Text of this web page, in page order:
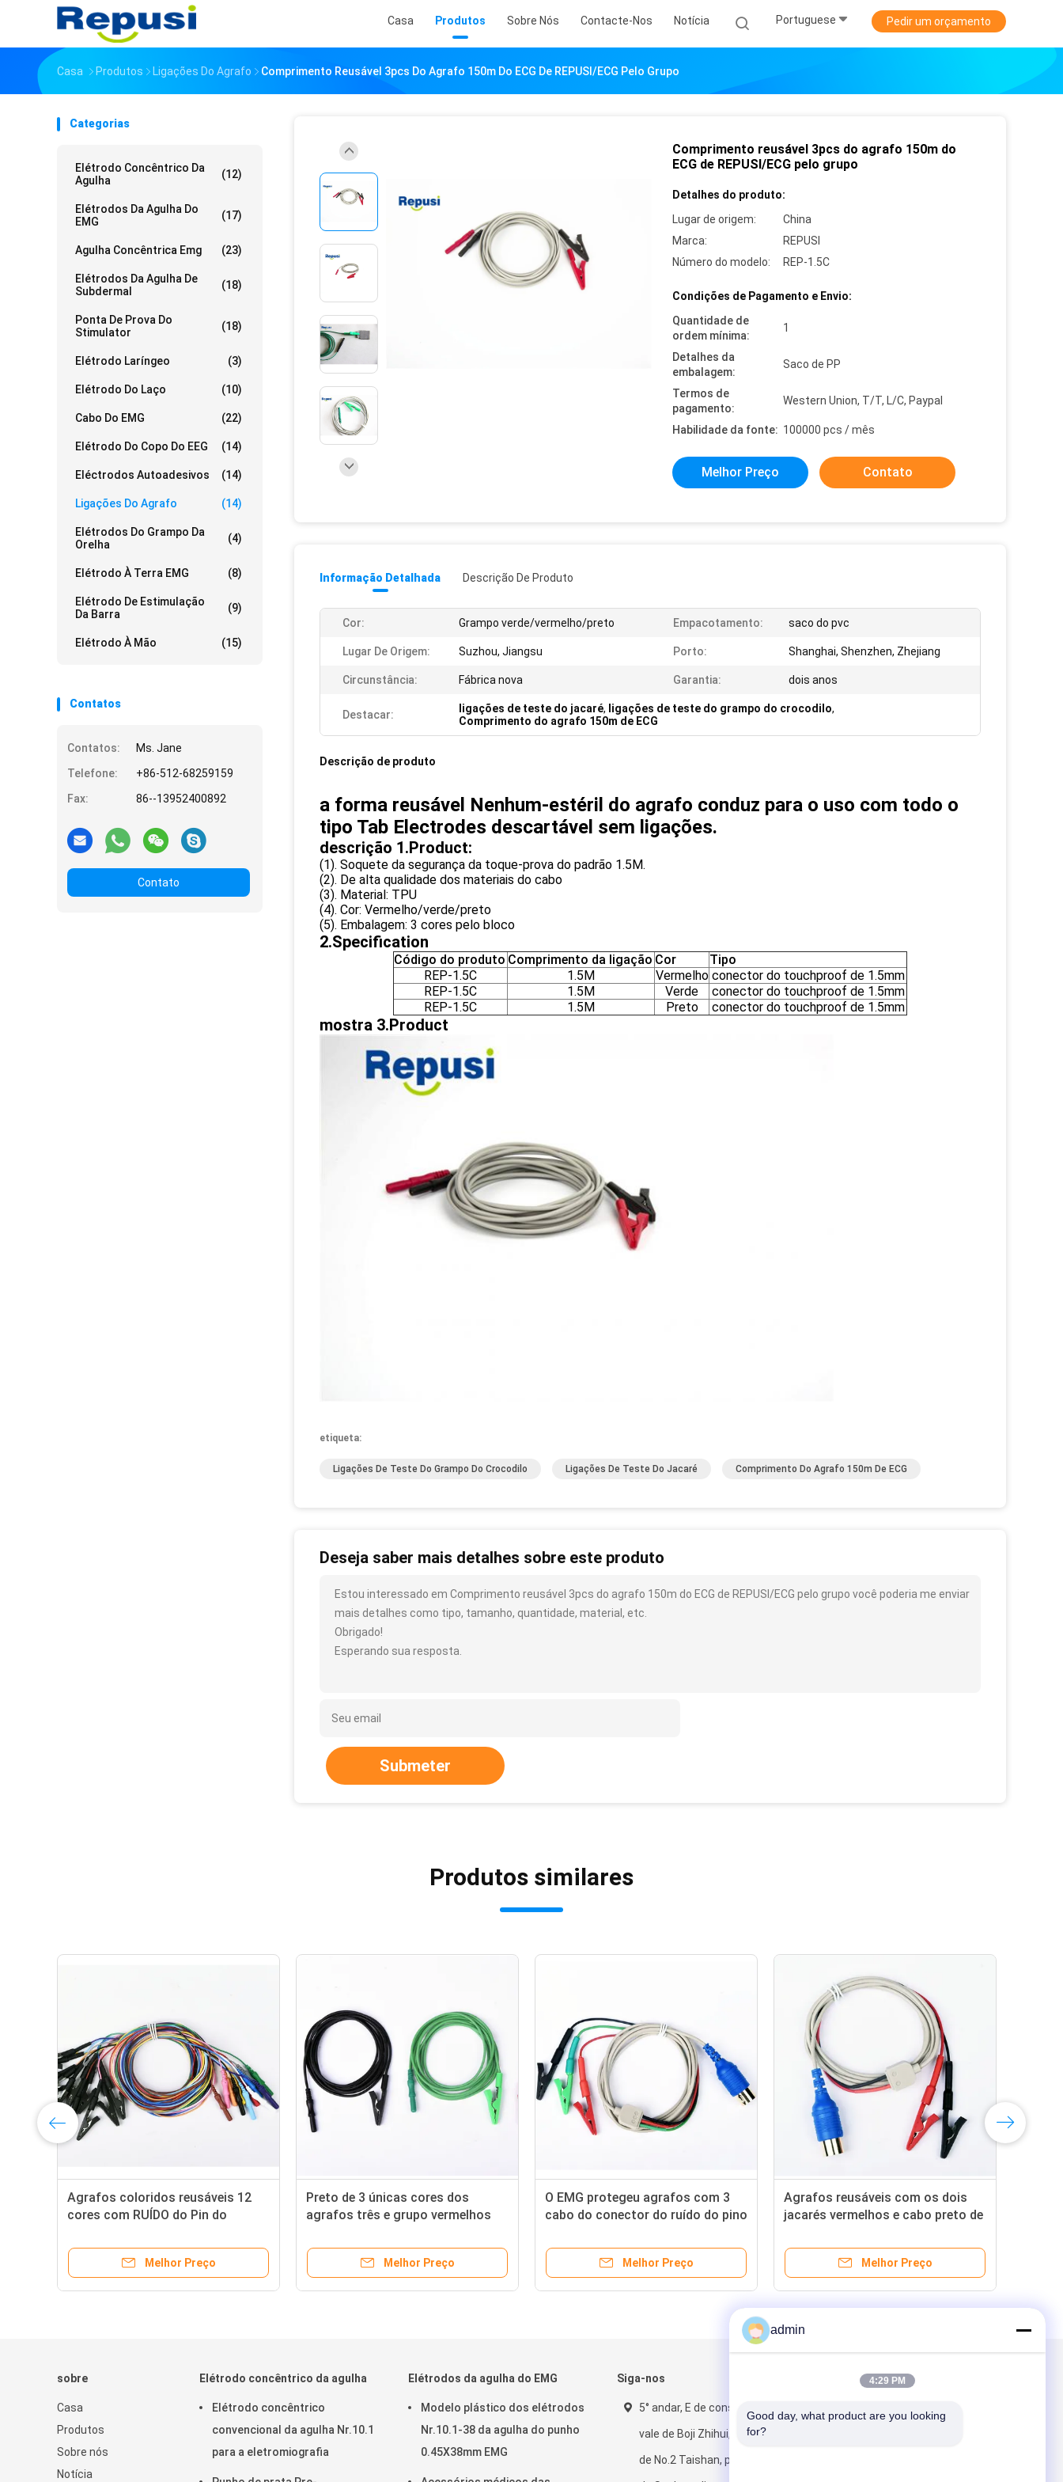
Casa Produtos Sobre Nós Contacte-Nos Notícia Portuguese Pedir um orçamento
Casa Produtos Ligações Do Agrafo Comprimento Reusável 3pcs Do Agrafo 150m Do ECG De REPUSI/ECG Pelo Grupo
Categorias
Elétrodo Concêntrico Da
Agulha
(12)
Elétrodos Da Agulha Do
EMG
(17)
Agulha Concêntrica Emg (23)
Elétrodos Da Agulha De
Subdermal
(18)
Ponta De Prova Do
Stimulator
(18)
Elétrodo Laríngeo (3)
Elétrodo Do Laço (10)
Cabo Do EMG (22)
Elétrodo Do Copo Do EEG (14)
Eléctrodos Autoadesivos (14)
Ligações Do Agrafo (14)
Elétrodos Do Grampo Da
Orelha
(4)
Elétrodo À Terra EMG (8)
Elétrodo De Estimulação
Da Barra
(9)
Elétrodo À Mão (15)
Contatos
Contatos:
Ms. Jane
Telefone:
+86-512-68259159
Fax:
86--13952400892
Contato
Comprimento reusável 3pcs do agrafo 150m do
ECG de REPUSI/ECG pelo grupo
Detalhes do produto:
Lugar de origem:
China
Marca:
REPUSI
Número do modelo:
REP-1.5C
Condições de Pagamento e Envio:
Quantidade de
ordem mínima:
1
Detalhes da
embalagem:
Saco de PP
Termos de
pagamento:
Western Union, T/T, L/C, Paypal
Habilidade da fonte: 100000 pcs / mês
Melhor Preço Contato
Informação Detalhada Descrição De Produto
Cor: Grampo verde/vermelho/preto Empacotamento: saco do pvc
Lugar De Origem: Suzhou, Jiangsu Porto: Shanghai, Shenzhen, Zhejiang
Circunstância: Fábrica nova Garantia: dois anos
Destacar: ligações de teste do jacaré, ligações de teste do grampo do crocodilo,
Comprimento do agrafo 150m de ECG
Descrição de produto
a forma reusável Nenhum-estéril do agrafo conduz para o uso com todo o
tipo Tab Electrodes descartável sem ligações.
descrição 1.Product:
(1). Soquete da segurança da toque-prova do padrão 1.5M.
(2). De alta qualidade dos materiais do cabo
(3). Material: TPU
(4). Cor: Vermelho/verde/preto
(5). Embalagem: 3 cores pelo bloco
2.Specification
Código do produto Comprimento da ligação Cor
Tipo
REP-1.5C
1.5M Vermelho conector do touchproof de 1.5mm
REP-1.5C
1.5M Verde
conector do touchproof de 1.5mm
REP-1.5C
1.5M Preto conector do touchproof de 1.5mm
mostra 3.Product
etiqueta:
Ligações De Teste Do Grampo Do Crocodilo Ligações De Teste Do Jacaré Comprimento Do Agrafo 150m De ECG
Deseja saber mais detalhes sobre este produto
Estou interessado em Comprimento reusável 3pcs do agrafo 150m do ECG de REPUSI/ECG pelo grupo você poderia me enviar
mais detalhes como tipo, tamanho, quantidade, material, etc.
Obrigado!
Esperando sua resposta.
Submeter
Produtos similares
Agrafos coloridos reusáveis 12
cores com RUÍDO do Pin do
Melhor Preço
Preto de 3 únicas cores dos
agrafos três e grupo vermelhos
Melhor Preço
O EMG protegeu agrafos com 3
cabo do conector do ruído do pino
Melhor Preço
Agrafos reusáveis com os dois
jacarés vermelhos e cabo preto de
Melhor Preço
sobre
Casa
Produtos
Sobre nós
Notícia
Elétrodo concêntrico da agulha
Elétrodo concêntrico
convencional da agulha Nr.10.1
para a eletromiografia
Elétrodos da agulha do EMG
Modelo plástico dos elétrodos
Nr.10.1-38 da agulha do punho
0.45X38mm EMG
Siga-nos
5° andar, E de construção,
vale de Boji Zhihui, estrada
de No.2 Taishan, província
Envie-nos
admin
4:29 PM
Good day, what product are you looking
for?